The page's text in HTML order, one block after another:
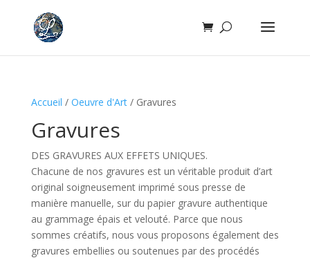
Accueil / Oeuvre d'Art/ Gravures
Gravures
DES GRAVURES AUX EFFETS UNIQUES.
Chacune de nos gravures est un véritable produit d’art
original soigneusement imprimé sous presse de
manière manuelle, sur du papier gravure authentique
au grammage épais et velouté. Parce que nous
sommes créatifs, nous vous proposons également des
gravures embellies ou soutenues par des procédés